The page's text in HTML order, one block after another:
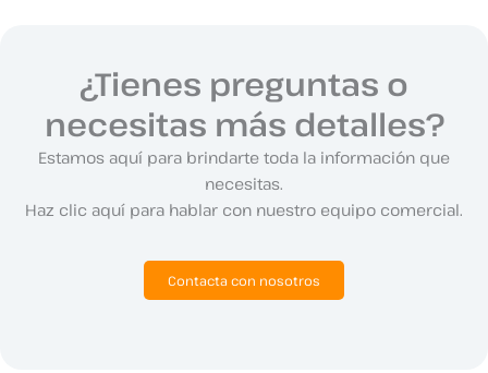
¿Tienes preguntas o
necesitas más detalles?
Estamos aquí para brindarte toda la información que
necesitas.
Haz clic aquí para hablar con nuestro equipo comercial.
Contacta con nosotros